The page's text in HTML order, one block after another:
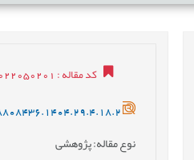
کد مقاله: 1404022050201
نوع مقاله: پژوهشی